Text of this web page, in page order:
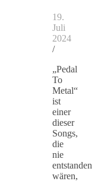
19.
Juli
2024
/
„Pedal
To
Metal“
ist
einer
dieser
Songs,
die
nie
entstanden
wären,